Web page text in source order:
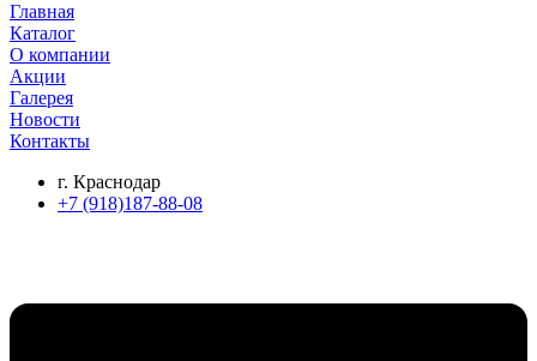
Главная
Каталог
О компании
Акции
Галерея
Новости
Контакты
г. Краснодар
+7 (918)187-88-08